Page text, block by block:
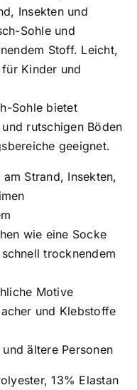
Insekten und
Sohle und
Stoff. Leicht,
Kinder und
Sohle bietet
rutschigen Böden
geeignet.
Strand, Insekten,
wie eine Socke
trocknendem
Motive
und Klebstoffe
ältere Personen
13% Elastan